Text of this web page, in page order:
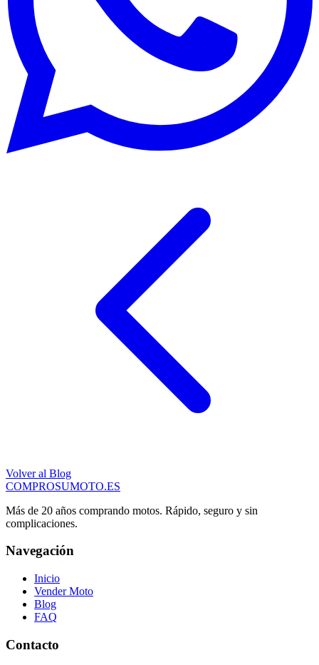
Volver al Blog
COMPROSUMOTO.ES
Más de 20 años comprando motos. Rápido, seguro y sin
complicaciones.
Navegación
Inicio
Vender Moto
Blog
FAQ
Contacto